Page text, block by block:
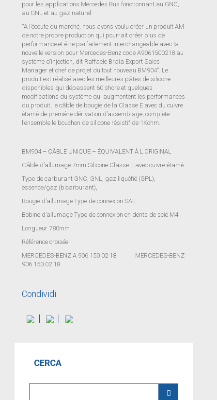
pour les applications Mercedes Bus fonctionnant au GNC,
au GNL et au gaz naturel.
“A l’écoute du marché, nous avons voulu créer un produit AM
de notre propre production qui pourrait créer plus de
performance et être parfaitement interchangeable avec la
nouvelle version pour Mercedes-Benz code A9061500218 au
système d’injection, dit Raffaele Braia Export Sales
Manager et chef de projet du tout nouveau BM904”. Le
produit est réalisé avec les meilleures pâtes de silicone
disponibles qui dépassent 60 shore et quelques
modifications du système qui augmentent les performances
du produit, le câble de bougie de la Classe E avec du cuivre
étamé de première dérivation d’assemblage, complète
l’ensemble le bouchon de silicone résistif de 1Kohm.
BM904 – CÂBLE UNIQUE – ÉQUIVALENT À L’ORIGINAL
Câble d’allumage 7mm Silicone Classe E avec cuivre étamé
Type de carburant GNC, GNL, gaz liquéfié (GPL),
essence/gaz (bicarburant),
Bougie d’allumage Type de connexion SAE
Bobine d’allumage Type de connexion en dents de scie M4
Longueur 780mm
Référence croisée
MERCEDES-BENZ A 906 150 02 18 MERCEDES-BENZ
906 150 02 18
Condividi
CERCA